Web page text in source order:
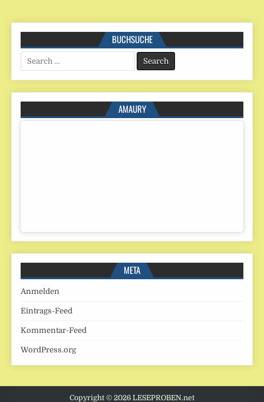
BUCHSUCHE
Search
for:
AMAURY
META
Anmelden
Eintrags-Feed
Kommentar-Feed
WordPress.org
Copyright © 2026 LESEPROBEN.net